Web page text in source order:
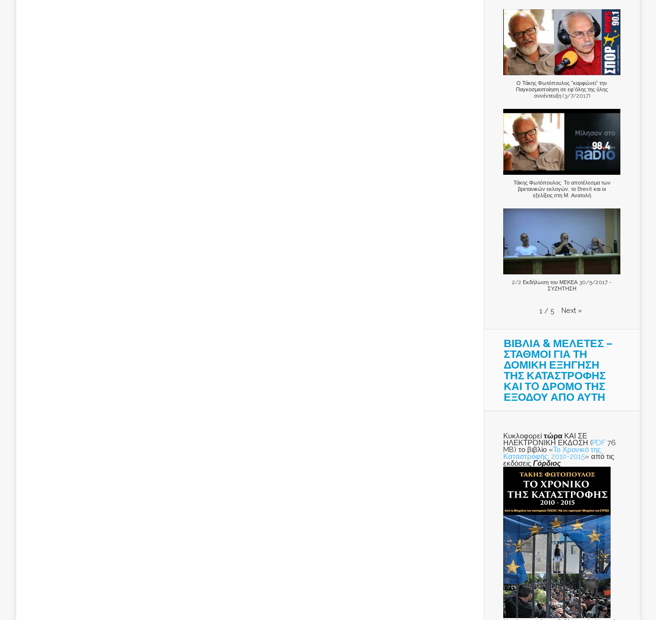
Ο Τάκης Φωτόπουλος "καρφώνει" την
Παγκοσμιοποίηση σε εφ'όλης της ύλης
συνέντευξη (3/7/2017)
Τάκης Φωτόπουλος: Το αποτέλεσμα των
βρετανικών εκλογών, το Brexit και οι
εξελίξεις στη Μ. Ανατολή
2/2 Εκδήλωση του ΜΕΚΕΑ 30/5/2017 -
ΣΥΖΗΤΗΣΗ
1 / 5 Next »
ΒΙΒΛΙΑ & ΜΕΛΕΤΕΣ –
ΣΤΑΘΜΟΙ ΓΙΑ ΤΗ
ΔΟΜΙΚΗ ΕΞΗΓΗΣΗ
ΤΗΣ ΚΑΤΑΣΤΡΟΦΗΣ
ΚΑΙ ΤO ΔΡΟΜΟ ΤΗΣ
ΕΞΟΔΟΥ ΑΠΟ ΑΥΤΗ
Κυκλοφορεί τώρα ΚΑΙ ΣΕ
ΗΛΕΚΤΡΟΝΙΚΗ ΕΚΔΟΣΗ (PDF 76
MB) το βιβλίο «Το Χρονικό της
Καταστροφής: 2010-2015» από τις
εκδόσεις Γόρδιος